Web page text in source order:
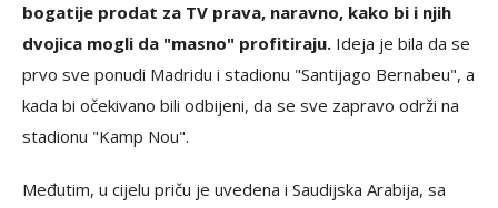
bogatije prodat za TV prava, naravno, kako bi i njih
dvojica mogli da "masno" profitiraju. Ideja je bila da se
prvo sve ponudi Madridu i stadionu "Santijago Bernabeu", a
kada bi očekivano bili odbijeni, da se sve zapravo održi na
stadionu "Kamp Nou".
Međutim, u cijelu priču je uvedena i Saudijska Arabija, sa